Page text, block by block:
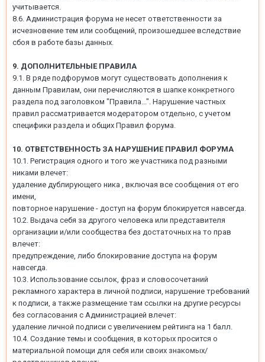
учитывается.
8.6. Администрация форума не несет ответственности за
исчезновение тем или сообщений, произошедшее вследствие
сбоя в работе базы данных.
9. ДОПОЛНИТЕЛЬНЫЕ ПРАВИЛА
9.1. В ряде подфорумов могут существовать дополнения к
данным Правилам, они перечисляются в шапке конкретного
раздела под заголовком "Правила...". Нарушение частных
правил рассматривается модератором отдельно, с учетом
специфики раздела и общих Правил форума.
10. ОТВЕТСТВЕННОСТЬ ЗА НАРУШЕНИЕ ПРАВИЛ ФОРУМА
10.1. Регистрация одного и того же участника под разными
никами влечет:
удаление дублирующего ника , включая все сообщения от его
имени,
повторное нарушение - доступ на форум блокируется навсегда.
10.2. Выдача себя за другого человека или представителя
организации и/или сообщества без достаточных на то прав
влечет:
предупреждение, либо блокирование доступа на форум
навсегда.
10.3. Использование ссылок, фраз и словосочетаний
рекламного характера в личной подписи, нарушение требований
к подписи, а также размещение там ссылки на другие ресурсы
без согласования с Администрацией влечет:
удаление личной подписи с увеличением рейтинга на 1 балл.
10.4. Создание темы и сообщения, в которых просится о
материальной помощи для себя или своих знакомых/